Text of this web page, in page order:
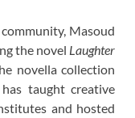
Masoud
the novel Laughter
novella collection
taught creative
and hosted